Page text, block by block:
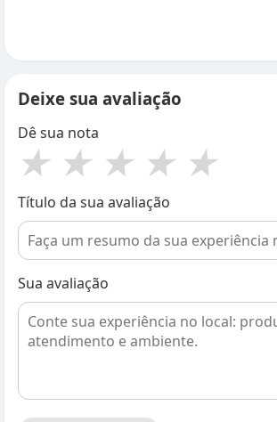
Deixe sua avaliação
Dê sua nota
★ ★ ★ ★ ★
Título da sua avaliação
Sua avaliação